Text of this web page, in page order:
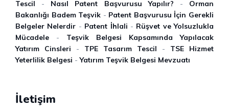
Tescil - Nasıl Patent Başvurusu Yapılır? - Orman
Bakanlığı Badem Teşvik - Patent Başvurusu İçin Gerekli
Belgeler Nelerdir - Patent İhlali - Rüşvet ve Yolsuzlukla
Mücadele - Teşvik Belgesi Kapsamında Yapılacak
Yatırım Cinsleri - TPE Tasarım Tescil - TSE Hizmet
Yeterlilik Belgesi -Yatırım Teşvik Belgesi Mevzuatı
İletişim